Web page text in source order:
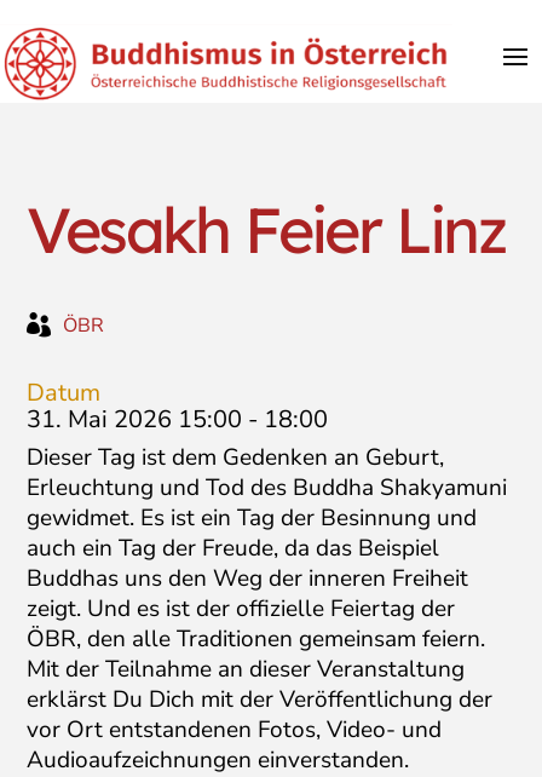
Vesakh Feier Linz
 ÖBR
Datum
31. Mai 2026 15:00 - 18:00
Dieser Tag ist dem Gedenken an Geburt,
Erleuchtung und Tod des Buddha Shakyamuni
gewidmet. Es ist ein Tag der Besinnung und
auch ein Tag der Freude, da das Beispiel
Buddhas uns den Weg der inneren Freiheit
zeigt. Und es ist der offizielle Feiertag der
ÖBR, den alle Traditionen gemeinsam feiern.
Mit der Teilnahme an dieser Veranstaltung
erklärst Du Dich mit der Veröffentlichung der
vor Ort entstandenen Fotos, Video- und
Audioaufzeichnungen einverstanden.